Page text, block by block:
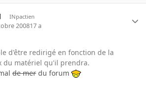
INpactien
200817 a
d'être redirigé en fonction de la
du matériel qu'il prendra.
de mer du forum